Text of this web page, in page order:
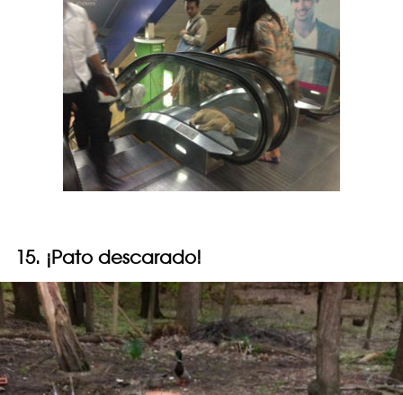
15. ¡Pato descarado!